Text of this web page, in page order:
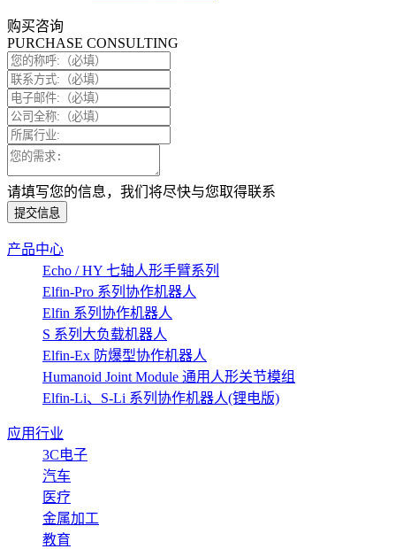
购买咨询
PURCHASE CONSULTING
请填写您的信息，我们将尽快与您取得联系
提交信息
产品中心
Echo / HY 七轴人形手臂系列
Elfin-Pro 系列协作机器人
Elfin 系列协作机器人
S 系列大负载机器人
Elfin-Ex 防爆型协作机器人
Humanoid Joint Module 通用人形关节模组
Elfin-Li、S-Li 系列协作机器人(锂电版)
应用行业
3C电子
汽车
医疗
金属加工
教育